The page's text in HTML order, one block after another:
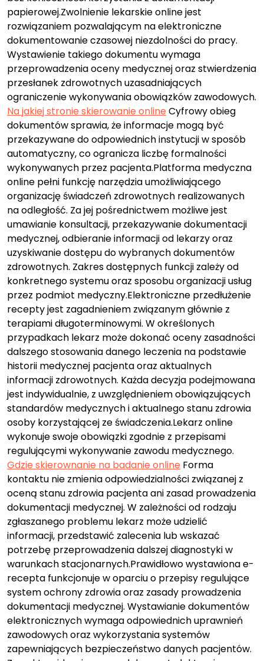
papierowej.Zwolnienie lekarskie online jest
rozwiązaniem pozwalającym na elektroniczne
dokumentowanie czasowej niezdolności do pracy.
Wystawienie takiego dokumentu wymaga
przeprowadzenia oceny medycznej oraz stwierdzenia
przesłanek zdrowotnych uzasadniających
ograniczenie wykonywania obowiązków zawodowych.
Na jakiej stronie skierowanie onlineCyfrowy obieg
dokumentów sprawia, że informacje mogą być
przekazywane do odpowiednich instytucji w sposób
automatyczny, co ogranicza liczbę formalności
wykonywanych przez pacjenta.Platforma medyczna
online pełni funkcję narzędzia umożliwiającego
organizację świadczeń zdrowotnych realizowanych
na odległość. Za jej pośrednictwem możliwe jest
umawianie konsultacji, przekazywanie dokumentacji
medycznej, odbieranie informacji od lekarzy oraz
uzyskiwanie dostępu do wybranych dokumentów
zdrowotnych. Zakres dostępnych funkcji zależy od
konkretnego systemu oraz sposobu organizacji usług
przez podmiot medyczny.Elektroniczne przedłużenie
recepty jest zagadnieniem związanym głównie z
terapiami długoterminowymi. W określonych
przypadkach lekarz może dokonać oceny zasadności
dalszego stosowania danego leczenia na podstawie
historii medycznej pacjenta oraz aktualnych
informacji zdrowotnych. Każda decyzja podejmowana
jest indywidualnie, z uwzględnieniem obowiązujących
standardów medycznych i aktualnego stanu zdrowia
osoby korzystającej ze świadczenia.Lekarz online
wykonuje swoje obowiązki zgodnie z przepisami
regulującymi wykonywanie zawodu medycznego.
Gdzie skierownanie na badanie online Forma
kontaktu nie zmienia odpowiedzialności związanej z
oceną stanu zdrowia pacjenta ani zasad prowadzenia
dokumentacji medycznej. W zależności od rodzaju
zgłaszanego problemu lekarz może udzielić
informacji, przedstawić zalecenia lub wskazać
potrzebę przeprowadzenia dalszej diagnostyki w
warunkach stacjonarnych.Prawidłowo wystawiona e-
recepta funkcjonuje w oparciu o przepisy regulujące
system ochrony zdrowia oraz zasady prowadzenia
dokumentacji medycznej. Wystawianie dokumentów
elektronicznych wymaga odpowiednich uprawnień
zawodowych oraz wykorzystania systemów
zapewniających bezpieczeństwo danych pacjentów.